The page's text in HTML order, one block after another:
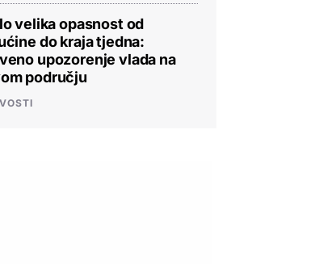
velika opasnost od
do kraja tjedna:
upozorenje vlada na
području